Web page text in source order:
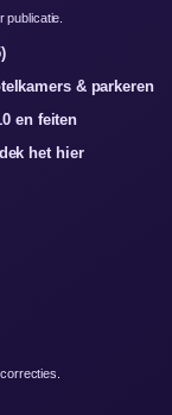
& parkeren
en feiten
het hier